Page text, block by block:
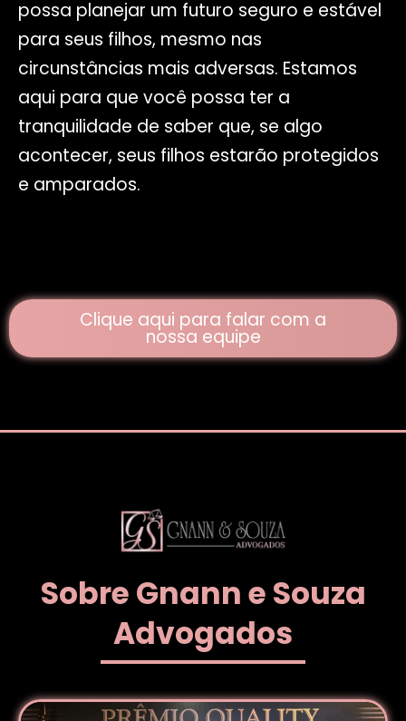
possa planejar um futuro seguro e estável
para seus filhos, mesmo nas
circunstâncias mais adversas. Estamos
aqui para que você possa ter a
tranquilidade de saber que, se algo
acontecer, seus filhos estarão protegidos
e amparados.
Clique aqui para falar com a
nossa equipe
Sobre Gnann e Souza
Advogados